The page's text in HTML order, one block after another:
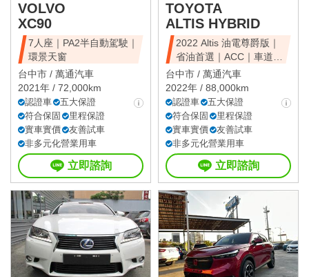
VOLVO
XC90
7人座｜PA2半自動駕駛｜
環景天窗
台中市 / 萬通汽車
2021年 / 72,000km
認證車
五大保證
符合保固
里程保證
實車實價
友善試車
非多元化營業用車
立即諮詢
TOYOTA
ALTIS HYBRID
2022 Altis 油電尊爵版｜
省油首選｜ACC｜車道維
持
台中市 / 萬通汽車
2022年 / 88,000km
認證車
五大保證
符合保固
里程保證
實車實價
友善試車
非多元化營業用車
立即諮詢